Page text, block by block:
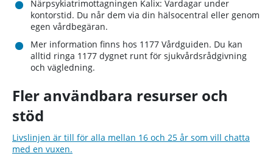
Närpsykiatrimottagningen Kalix: Vardagar under
kontorstid. Du når dem via din hälsocentral eller genom
egen vårdbegäran.
Mer information finns hos 1177 Vårdguiden. Du kan
alltid ringa 1177 dygnet runt för sjukvårdsrådgivning
och vägledning.
Fler användbara resurser och
stöd
Livslinjen är till för alla mellan 16 och 25 år som vill chatta
med en vuxen.